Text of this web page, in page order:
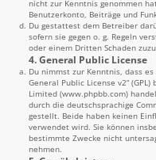
nicht zur Kenntnis genommen
Benutzerkonto, Beiträge und
Du gestattest dem Betreiber
sofern sie gegen o. g. Regeln
oder einem Dritten Schaden
4. General Public License
Du nimmst zur Kenntnis, dass
General Public License v2“
Limited (www.phpbb.com)
durch die deutschsprachige
gestellt. Beide haben keinen
verwendet wird. Sie können
bestimmte Zwecke nicht
nehmen.